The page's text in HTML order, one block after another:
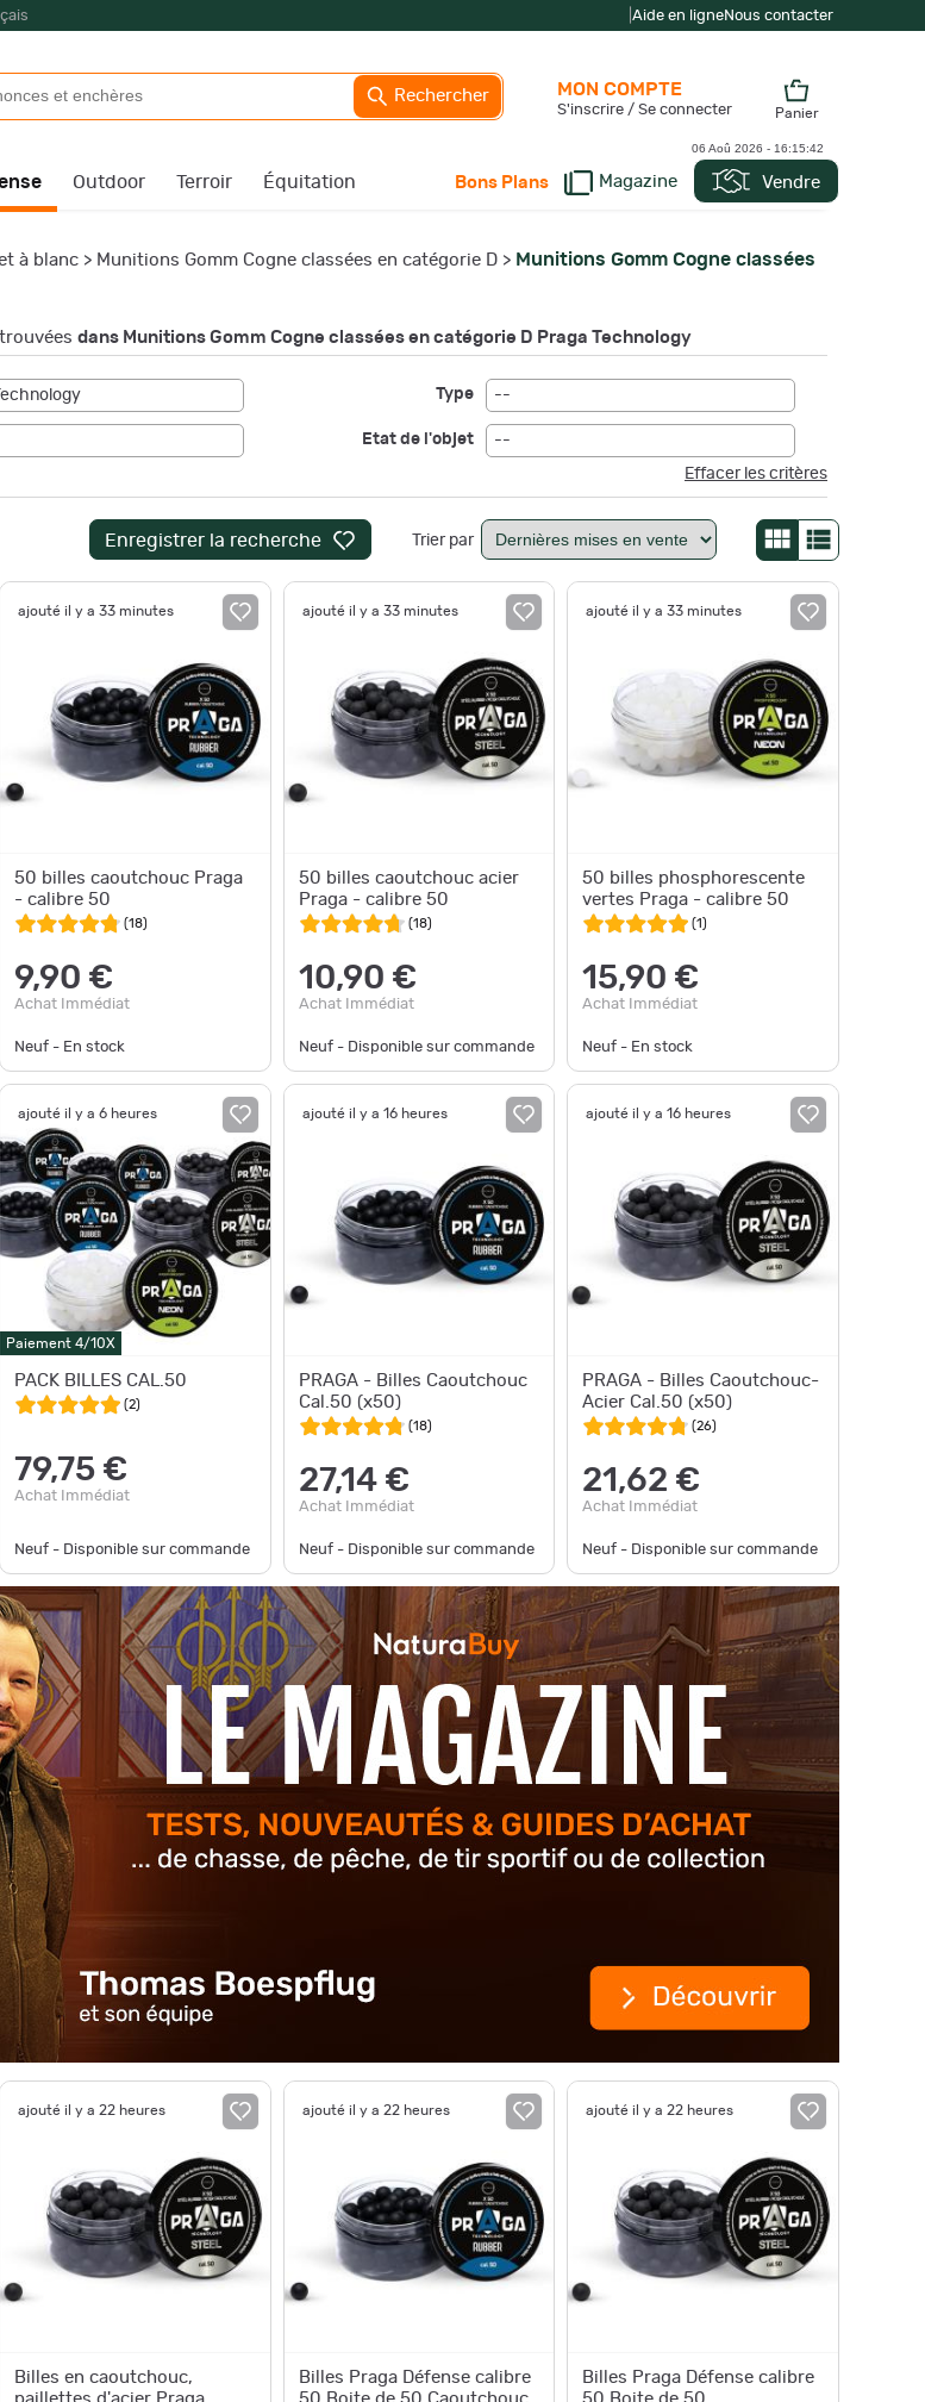
Aide en ligneNous contacter
Rechercher
Outdoor Terroir Équitation Bons Plans Magazine Vendre
MON COMPTE
S'inscrire / Se connecter Panier
06 Aoû 2026 - 16:15:44
à blanc > Munitions Gomm Cogne classées en catégorie D > Munitions Gomm Cogne classées
dans Munitions Gomm Cogne classées en catégorie D Praga Technology
Type --
Etat de l'objet
--
Effacer les critères
Enregistrer la recherche Trier par
ajouté il y a 33 minutes
50 billes caoutchouc Praga
- calibre 50
(18)
9,90 €
Achat Immédiat
Neuf - En stock
ajouté il y a 33 minutes
50 billes caoutchouc acier
Praga - calibre 50
(18)
10,90 €
Achat Immédiat
Neuf - Disponible sur commande
ajouté il y a 33 minutes
50 billes phosphorescente
vertes Praga - calibre 50
(1 )
15,90 €
Achat Immédiat
Neuf - En stock
ajouté il y a 6 heures
Paiement 4/10X
PACK BILLES CAL.50
(2)
79,75 €
Achat Immédiat
Neuf - Disponible sur commande
ajouté il y a 16 heures
PRAGA - Billes Caoutchouc
Cal.50 (x50)
(18)
27,14 €
Achat Immédiat
Neuf - Disponible sur commande
ajouté il y a 16 heures
PRAGA - Billes Caoutchouc-
Acier Cal.50 (x50)
(26)
21,62 €
Achat Immédiat
Neuf - Disponible sur commande
ajouté il y a 22 heures
Billes en caoutchouc,
ajouté il y a 22 heures
Billes Praga Défense calibre
ajouté il y a 22 heures
Billes Praga Défense calibre